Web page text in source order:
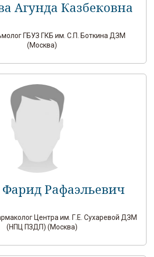
Агунда Казбековна
ГБУЗ ГКБ им. С.П. Боткина ДЗМ
(Москва)
Рафаэльевич
Центра им. Г.Е. Сухаревой ДЗМ
(НПЦ ПЗДП) (Москва)